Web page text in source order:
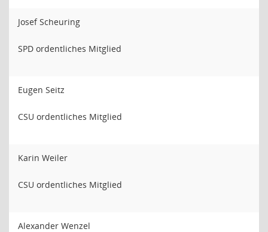
Josef Scheuring
SPD ordentliches Mitglied
Eugen Seitz
CSU ordentliches Mitglied
Karin Weiler
CSU ordentliches Mitglied
Alexander Wenzel